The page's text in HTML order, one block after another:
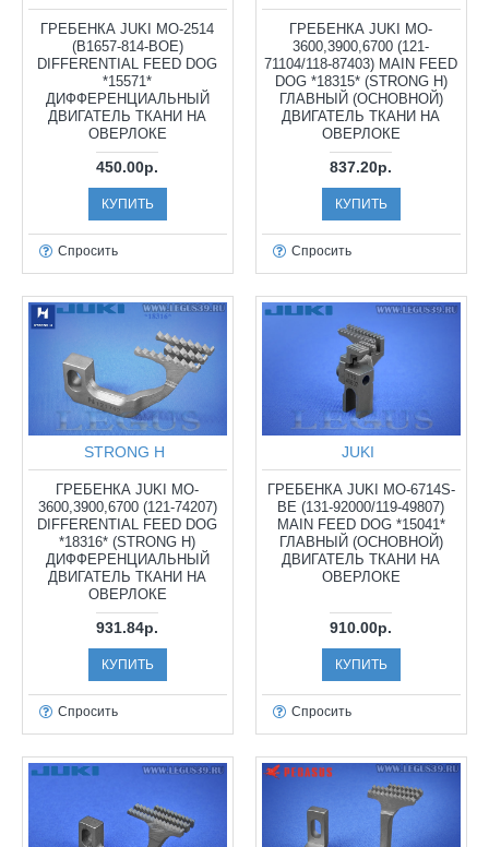
ГРЕБЕНКА JUKI MO-2514
(B1657-814-BOE)
DIFFERENTIAL FEED DOG
*15571*
ДИФФЕРЕНЦИАЛЬНЫЙ
ДВИГАТЕЛЬ ТКАНИ НА
ОВЕРЛОКЕ
450.00р.
КУПИТЬ
Спросить
ГРЕБЕНКА JUKI MO-
3600,3900,6700 (121-
71104/118-87403) MAIN FEED
DOG *18315* (STRONG H)
ГЛАВНЫЙ (ОСНОВНОЙ)
ДВИГАТЕЛЬ ТКАНИ НА
ОВЕРЛОКЕ
837.20р.
КУПИТЬ
Спросить
STRONG H
ГРЕБЕНКА JUKI MO-
3600,3900,6700 (121-74207)
DIFFERENTIAL FEED DOG
*18316* (STRONG H)
ДИФФЕРЕНЦИАЛЬНЫЙ
ДВИГАТЕЛЬ ТКАНИ НА
ОВЕРЛОКЕ
931.84р.
КУПИТЬ
Спросить
JUKI
ГРЕБЕНКА JUKI MO-6714S-
BE (131-92000/119-49807)
MAIN FEED DOG *15041*
ГЛАВНЫЙ (ОСНОВНОЙ)
ДВИГАТЕЛЬ ТКАНИ НА
ОВЕРЛОКЕ
910.00р.
КУПИТЬ
Спросить